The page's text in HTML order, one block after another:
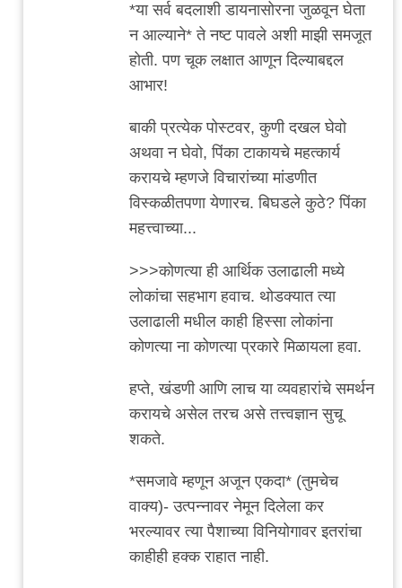
*या सर्व बदलाशी डायनासोरना जुळवून घेता
न आल्याने* ते नष्ट पावले अशी माझी समजूत
होती. पण चूक लक्षात आणून दिल्याबद्दल
आभार!
बाकी प्रत्येक पोस्टवर, कुणी दखल घेवो
अथवा न घेवो, पिंका टाकायचे महत्कार्य
करायचे म्हणजे विचारांच्या मांडणीत
विस्कळीतपणा येणारच. बिघडले कुठे? पिंका
महत्त्वाच्या...
>>>कोणत्या ही आर्थिक उलाढाली मध्ये
लोकांचा सहभाग हवाच. थोडक्यात त्या
उलाढाली मधील काही हिस्सा लोकांना
कोणत्या ना कोणत्या प्रकारे मिळायला हवा.
हप्ते, खंडणी आणि लाच या व्यवहारांचे समर्थन
करायचे असेल तरच असे तत्त्वज्ञान सुचू
शकते.
*समजावे म्हणून अजून एकदा* (तुमचेच
वाक्य)- उत्पन्नावर नेमून दिलेला कर
भरल्यावर त्या पैशाच्या विनियोगावर इतरांचा
काहीही हक्क राहात नाही.